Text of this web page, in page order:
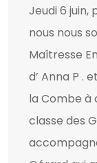
Jeudi 6 juin,
nous nous
Maîtresse
d’ Anna P .
la Combe à
classe des